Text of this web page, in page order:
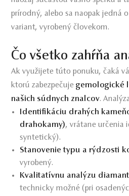
prírodný, alebo sa naopak jedná
variant, vyrobený človekom.
Čo všetko zahŕňa
Ak využijete túto ponuku, čaká
ktorú zabezpečujegemologické
našich súdnych znalcov.
Identifikáciu drahých
drahokamy), vrátane určenia
syntetický).
Stanovenie typu a rýdzosti
vyrobený.
Kvalitatívnu analýzu
technicky možné (pri